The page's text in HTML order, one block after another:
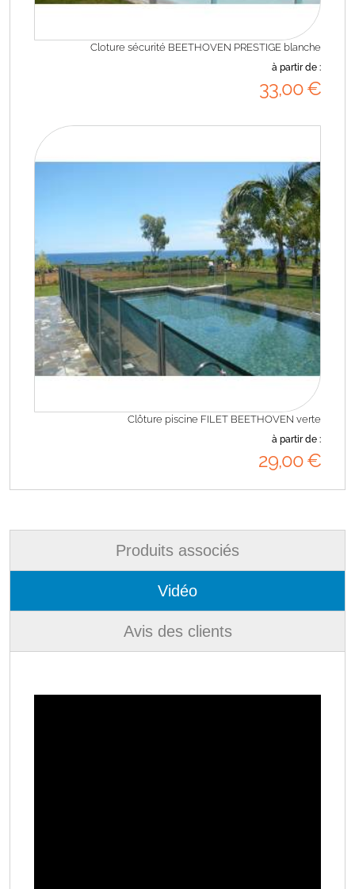
Cloture sécurité BEETHOVEN PRESTIGE blanche
à partir de :
33,00€
Clôture piscine FILET BEETHOVEN verte
à partir de :
29,00€
Produits associés
Vidéo
Avis des clients